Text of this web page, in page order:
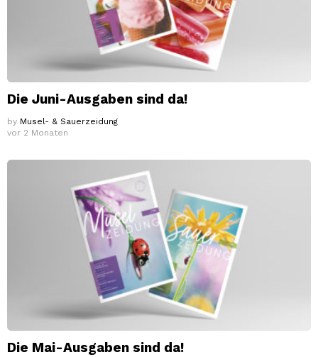
Die Juni-Ausgaben sind da!
by Musel- & Sauerzeidung
vor 2 Monaten
Die Mai-Ausgaben sind da!